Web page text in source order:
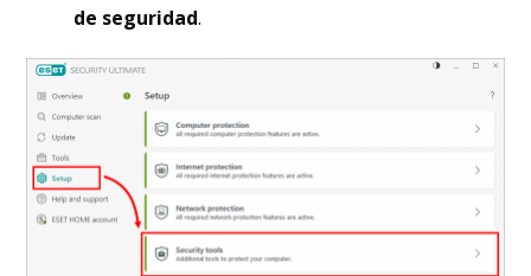
de seguridad.